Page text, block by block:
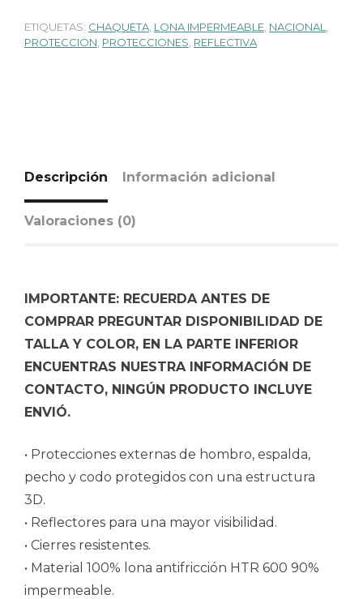
ETIQUETAS: CHAQUETA LONA IMPERMEABLE NACIONAL
PROTECCION PROTECCIONES REFLECTIVA
Descripción Información adicional
Valoraciones (0)
IMPORTANTE: RECUERDA ANTES DE
COMPRAR PREGUNTAR DISPONIBILIDAD DE
TALLA Y COLOR, EN LA PARTE INFERIOR
ENCUENTRAS NUESTRA INFORMACIÓN DE
CONTACTO, NINGÚN PRODUCTO INCLUYE
ENVIÓ.
• Protecciones externas de hombro, espalda,
pecho y codo protegidos con una estructura
3D.
• Reflectores para una mayor visibilidad.
• Cierres resistentes.
• Material 100% lona antifricción HTR 600 90%
impermeable.